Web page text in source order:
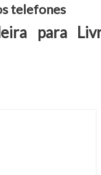
telefones
para